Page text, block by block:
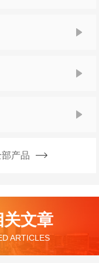
产品
关文章
ARTICLES